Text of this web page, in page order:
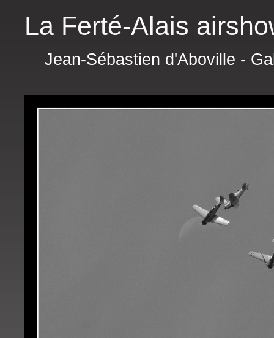
La Ferté-Alais
Jean-Sébastien d'Aboville -